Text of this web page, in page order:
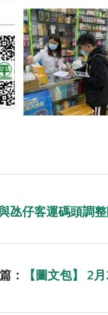
氹仔客運碼頭調
： 【圖文包】 2